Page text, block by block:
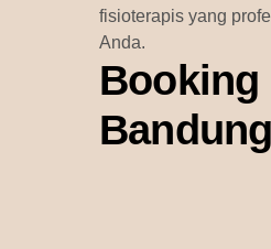
fisioterapis yang
Anda.
Booking
Bandung